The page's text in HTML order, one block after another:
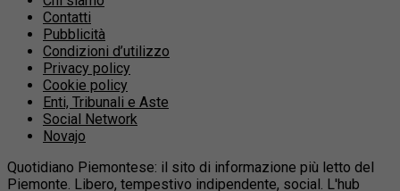
Contatti
Pubblicità
Condizioni d’utilizzo
Privacy policy
Cookie policy
Enti, Tribunali e Aste
Social Network
Novajo
Quotidiano Piemontese: il sito di informazione più letto del
Piemonte. Libero, tempestivo indipendente, social. L'hub